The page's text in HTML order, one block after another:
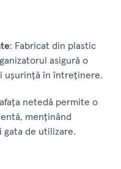
: Fabricat din plastic
asigură o
ușurință în întreținere.
netedă permite o
menținând
gata de utilizare.